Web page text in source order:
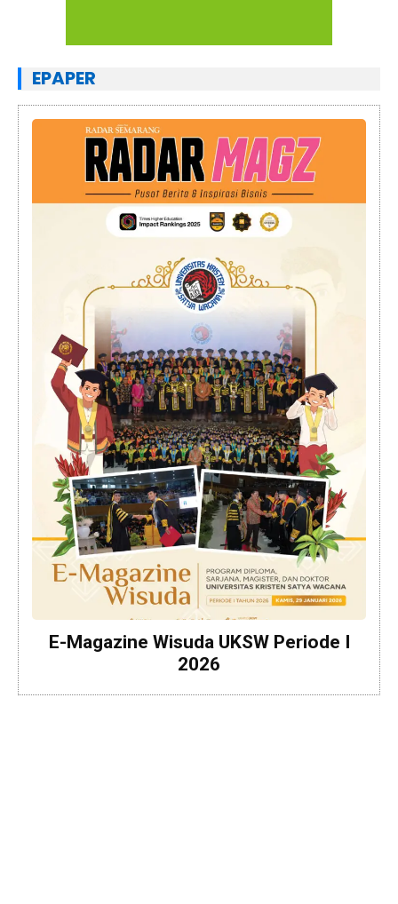
EPAPER
E-Magazine Wisuda UKSW Periode I
2026